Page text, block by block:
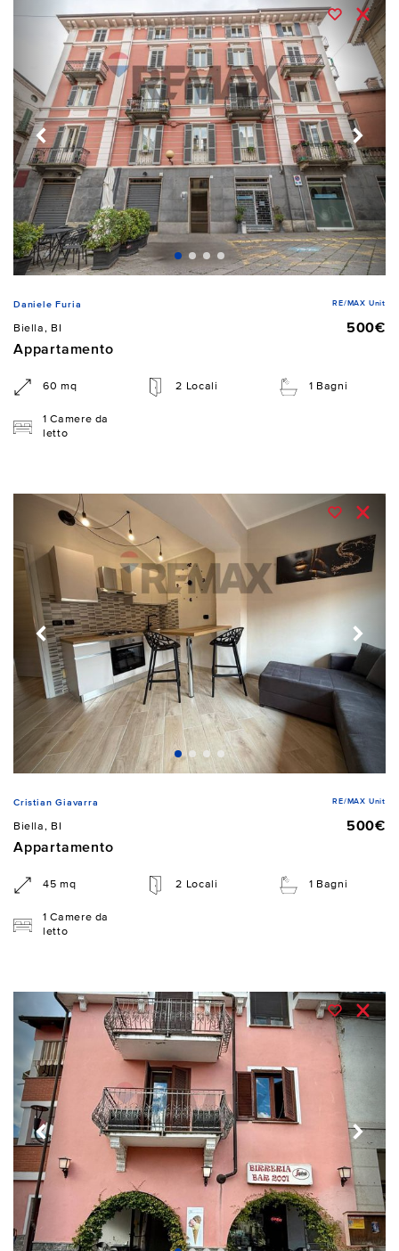
Daniele Furia RE/MAX Unit
Biella, BI
500€
Appartamento
60 mq 2 Locali 1 Bagni
1 Camere da
letto
Cristian Giavarra RE/MAX Unit
Biella, BI
500€
Appartamento
45 mq 2 Locali 1 Bagni
1 Camere da
letto